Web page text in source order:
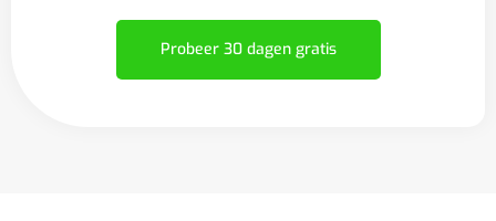
Probeer 30 dagen gratis